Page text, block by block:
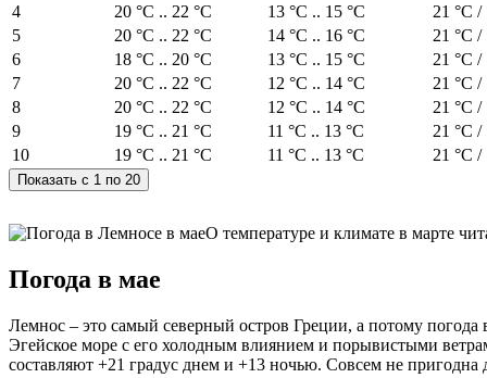
4
20 °C .. 22 °C 13 °C .. 15 °C
21 °C /
5
20 °C .. 22 °C 14 °C .. 16 °C
21 °C /
6
18 °C .. 20 °C 13 °C .. 15 °C
21 °C /
7
20 °C .. 22 °C 12 °C .. 14 °C
21 °C /
8
20 °C .. 22 °C 12 °C .. 14 °C
21 °C /
9
19 °C .. 21 °C 11 °C .. 13 °C
21 °C /
10
19 °C .. 21 °C 11 °C .. 13 °C 21 °C /
О температуре и климате в марте
Погода в мае
Лемнос – это самый северный остров Греции, а потому погода
Эгейское море с его холодным влиянием и порывистыми
составляют +21 градус днем и +13 ночью. Совсем не пригодна